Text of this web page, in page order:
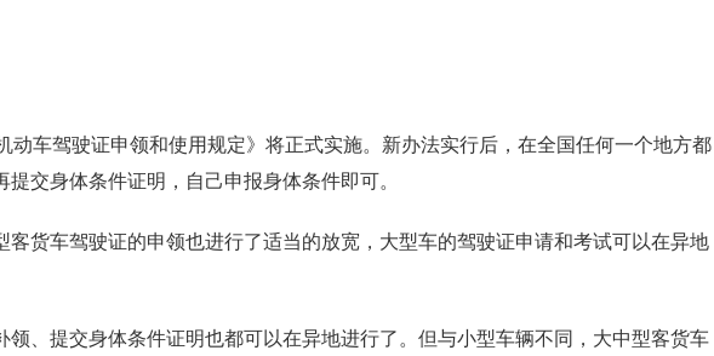
动车驾驶证申领和使用规定》将正式实施。新办法实行后，在全国任何一个地方都
交身体条件证明，自己申报身体条件即可。
客货车驾驶证的申领也进行了适当的放宽，大型车的驾驶证申请和考试可以在异地
领、提交身体条件证明也都可以在异地进行了。但与小型车辆不同，大中型客货车